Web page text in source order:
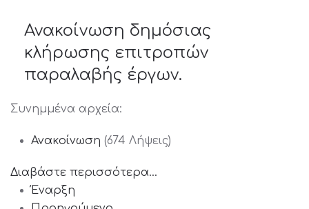
Ανακοίνωση δημόσιας
κλήρωσης επιτροπών
παραλαβής έργων.
Συνημμένα αρχεία:
Ανακοίνωση (674 Λήψεις)
Διαβάστε περισσότερα...
Έναρξη